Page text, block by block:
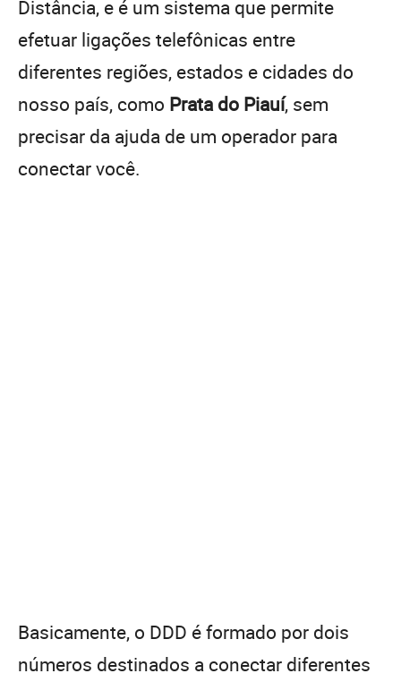
Distância, e é um sistema que permite
efetuar ligações telefônicas entre
diferentes regiões, estados e cidades do
nosso país, como Prata do Piauí, sem
precisar da ajuda de um operador para
conectar você.
Basicamente, o DDD é formado por dois
números destinados a conectar diferentes